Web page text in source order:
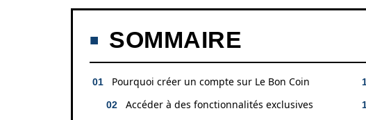
SOMMAIRE
Pourquoi créer un compte sur Le Bon Coin
Accéder à des fonctionnalités exclusives